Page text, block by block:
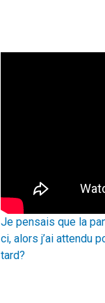
Je pensais que la
ci, alors j’ai attendu
tard?